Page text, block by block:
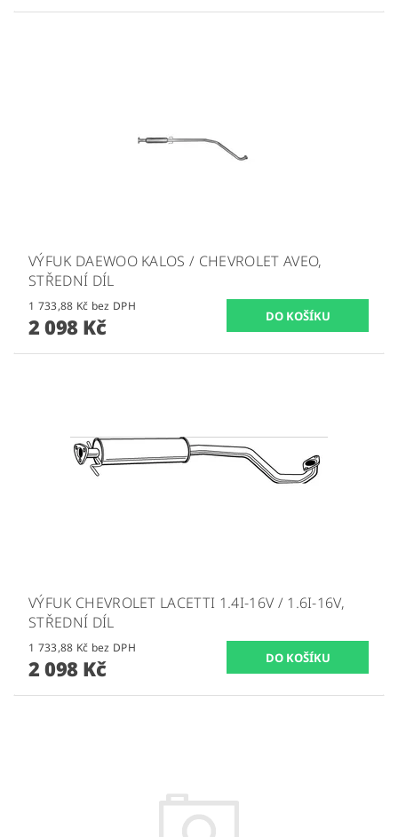
VÝFUK DAEWOO KALOS / CHEVROLET AVEO,
STŘEDNÍ DÍL
1 733,88 Kč bez DPH
2 098 Kč
VÝFUK CHEVROLET LACETTI 1.4I-16V / 1.6I-16V,
STŘEDNÍ DÍL
1 733,88 Kč bez DPH
2 098 Kč